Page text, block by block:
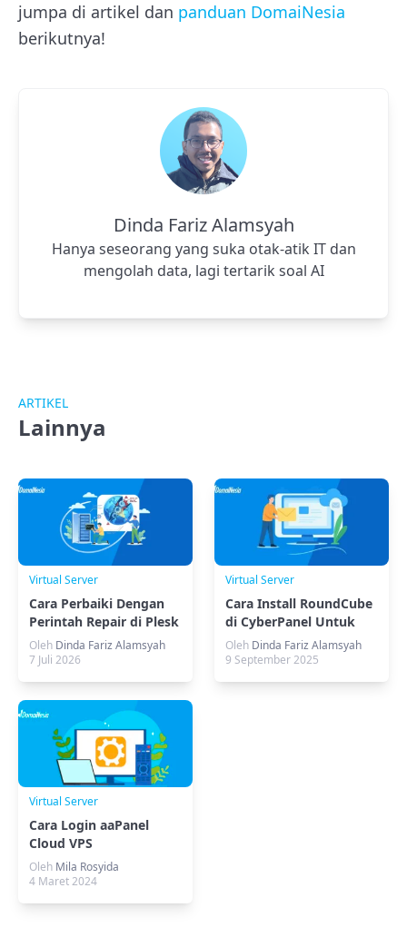
jumpa di artikel dan panduan DomaiNesia
berikutnya!
Dinda Fariz Alamsyah
Hanya seseorang yang suka otak-atik IT dan
mengolah data, lagi tertarik soal AI
ARTIKEL
Lainnya
Virtual Server
Cara Perbaiki Dengan
Perintah Repair di Plesk
(Metode CLI)
Oleh Dinda Fariz Alamsyah
7 Juli 2026
Virtual Server
Cara Install RoundCube
di CyberPanel Untuk
Mail Server
Oleh Dinda Fariz Alamsyah
9 September 2025
Virtual Server
Cara Login aaPanel
Cloud VPS
Oleh Mila Rosyida
4 Maret 2024